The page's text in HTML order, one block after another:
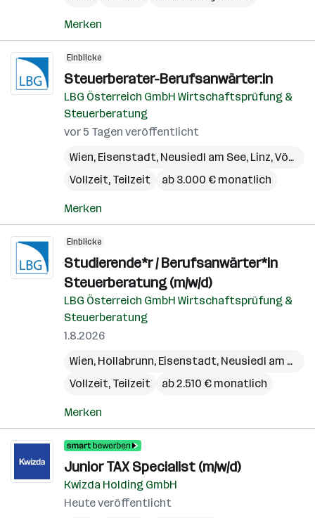
Merken
Einblicke
Steuerberater-Berufsanwärter:in
LBG Österreich GmbH Wirtschaftsprüfung &
Steuerberatung
vor 5 Tagen veröffentlicht
Wien, Eisenstadt, Neusiedl am See, Linz,Vöcklabruck
Vollzeit, Teilzeit
ab 3.000 € monatlich
Merken
Einblicke
Studierende*r / Berufsanwärter*in
Steuerberatung (m/w/d)
LBG Österreich GmbH Wirtschaftsprüfung &
Steuerberatung
1.8.2026
Wien, Hollabrunn, Eisenstadt, Neusiedl am See
Vollzeit, Teilzeit
ab 2.510 € monatlich
Merken
Junior TAX Specialist (m/w/d)
Kwizda Holding GmbH
Heute veröffentlicht